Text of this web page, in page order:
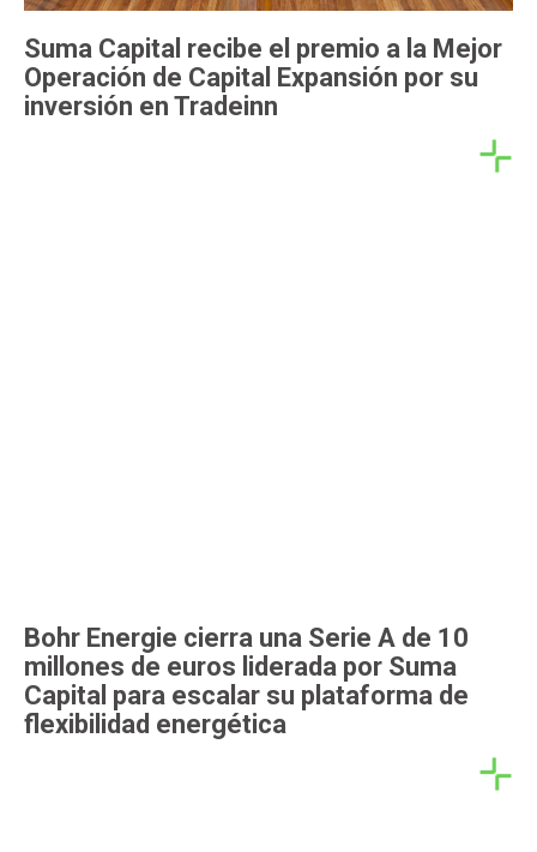
Suma Capital recibe el premio a la Mejor
Operación de Capital Expansión por su
inversión en Tradeinn
Bohr Energie cierra una Serie A de 10
millones de euros liderada por Suma
Capital para escalar su plataforma de
flexibilidad energética